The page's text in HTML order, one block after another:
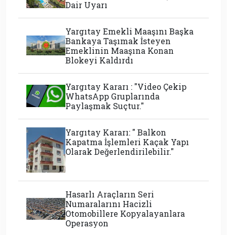
Dair Uyarı
Yargıtay Emekli Maaşını Başka
Bankaya Taşımak İsteyen
Emeklinin Maaşına Konan
Blokeyi Kaldırdı
Yargıtay Kararı : "Video Çekip
WhatsApp Gruplarında
Paylaşmak Suçtur."
Yargıtay Kararı: " Balkon
Kapatma İşlemleri Kaçak Yapı
Olarak Değerlendirilebilir."
Hasarlı Araçların Seri
Numaralarını Hacizli
Otomobillere Kopyalayanlara
Operasyon